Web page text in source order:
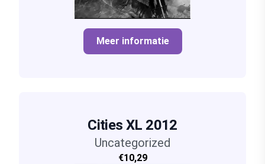
Meer informatie
Cities XL 2012
Uncategorized
€10,29